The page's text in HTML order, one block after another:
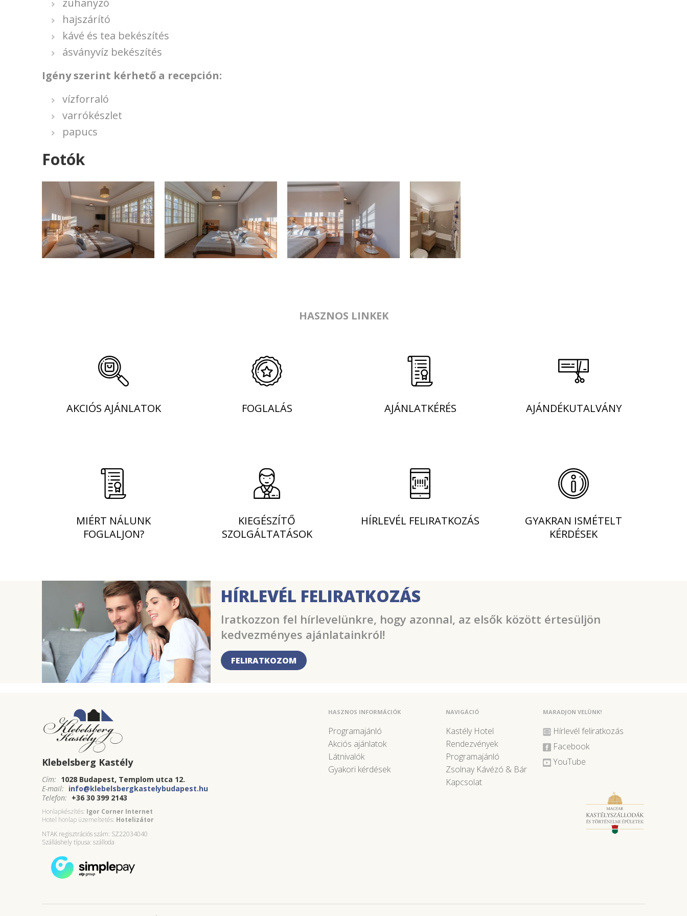
zuhanyzó
hajszárító
kávé és tea bekészítés
ásványvíz bekészítés
Igény szerint kérhető a recepción:
vízforraló
varrókészlet
papucs
Fotók
HASZNOS LINKEK
AKCIÓS AJÁNLATOK FOGLALÁS AJÁNLATKÉRÉS AJÁNDÉKUTALVÁNY
MIÉRT NÁLUNK
FOGLALJON?
KIEGÉSZÍTŐ
SZOLGÁLTATÁSOK
HÍRLEVÉL FELIRATKOZÁS
GYAKRAN ISMÉTELT
KÉRDÉSEK
HÍRLEVÉL FELIRATKOZÁS
Iratkozzon fel hírlevelünkre, hogy azonnal, az elsők között értesüljön
kedvezményes ajánlatainkról!
FELIRATKOZOM
Klebelsberg Kastély
Cím: 1028 Budapest, Templom utca 12.
E-mail: info@klebelsbergkastelybudapest.hu
Telefon: +36 30 399 2143
Honlapkészítés: Igor Corner Internet
Hotel honlap üzemeltetés: Hotelizátor
NTAK regisztrációs szám: SZ22034040
Szálláshely típusa: szálloda
HASZNOS INFORMÁCIÓK
Programajánló
Akciós ajánlatok
Látnivalók
Gyakori kérdések
NAVIGÁCIÓ
Kastély Hotel
Rendezvények
Programajánló
Zsolnay Kávézó & Bár
Kapcsolat
MARADJON VELÜNK!
Hírlevél feliratkozás
Facebook
YouTube